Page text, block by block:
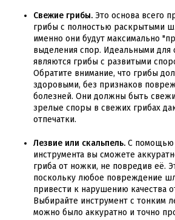
Свежие грибы. Это основа всего
грибы с полностью раскрытыми
именно они будут максимально
выделения спор. Идеальными для
являются грибы с развитыми
Обратите внимание, что грибы
здоровыми, без признаков
болезней. Они должны быть
зрелые споры в свежих грибах
отпечатки.
Лезвие или скальпель. С помощью
инструмента вы сможете
гриба от ножки, не повредив её.
поскольку любое повреждение
привести к нарушению качества
Выбирайте инструмент с тонким
можно было аккуратно и точно